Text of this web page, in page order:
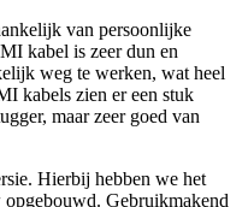
van persoonlijke
kabel is zeer dun en
weg te werken, wat heel
kabels zien er een stuk
maar zeer goed van
Hierbij hebben we het
Gebruikmakend